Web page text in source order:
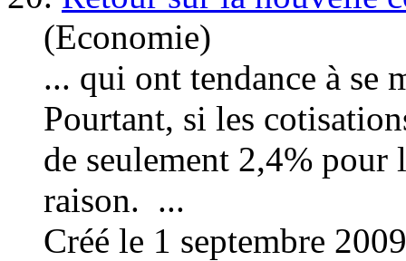
(Economie)
... qui ont tendance à se
Pourtant, si les cotisation
de seulement 2,4% pour
raison. ...
Créé le 1 septembre 2009